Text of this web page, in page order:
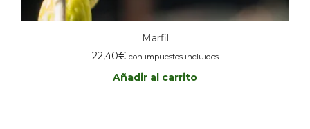
Marfil
22,40€ con impuestos incluidos
Añadir al carrito